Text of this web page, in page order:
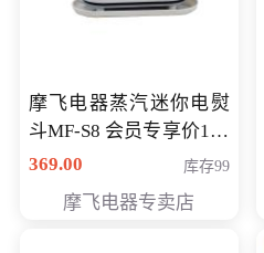
摩飞电器蒸汽迷你电熨
斗MF-S8 会员专享价168
元
369.00 库存99
摩飞电器专卖店